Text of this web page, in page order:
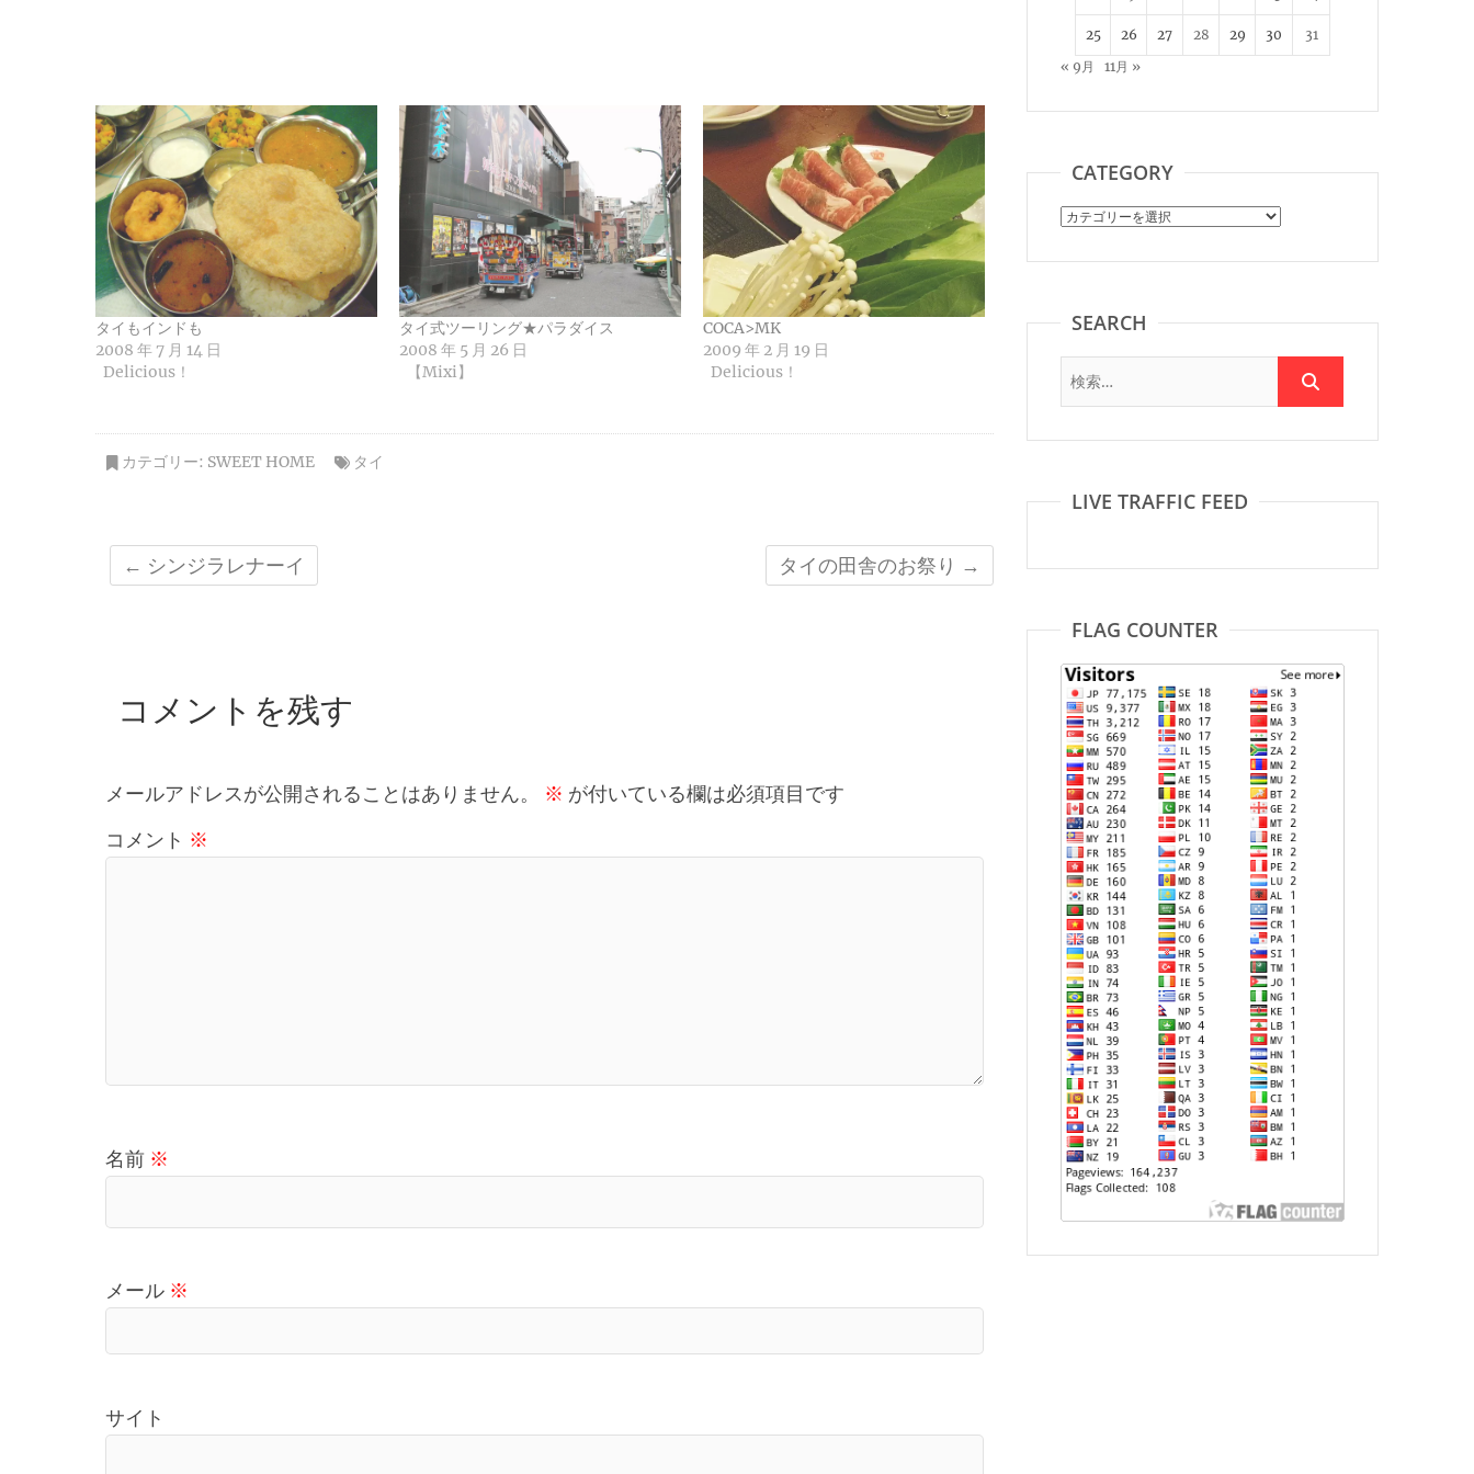
タイもインドも
2008 年 7 月 14 日
Delicious！
タイ式ツーリング★パラダイス
2008 年 5 月 26 日
【Mixi】
COCA>MK
2009 年 2 月 19 日
Delicious！
カテゴリー: SWEET HOME タイ
← シンジラレナーイ タイの田舎のお祭り →
コメントを残す
メールアドレスが公開されることはありません。 ※ が付いている欄は必須項目です
コメント ※
名前 ※
メール ※
サイト
25 26 27 28 29 30
31
« 9月
11月 »
CATEGORY
Category
SEARCH
LIVE TRAFFIC FEED
FLAG COUNTER